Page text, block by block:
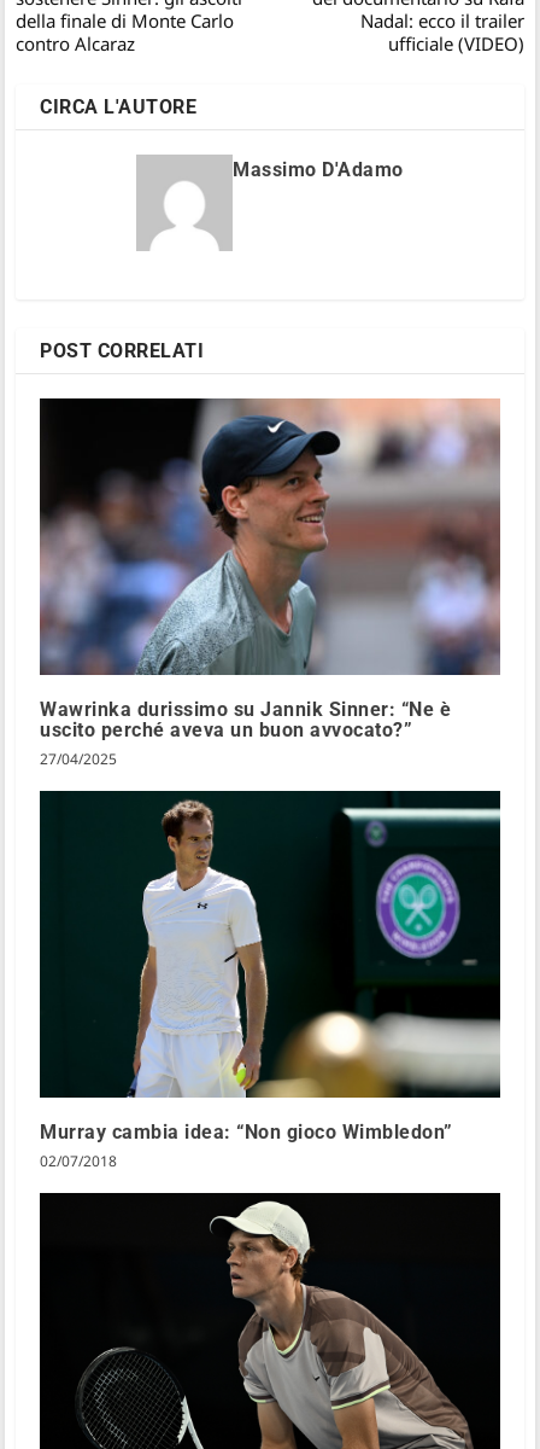
della finale di Monte Carlo
contro Alcaraz
Nadal: ecco il trailer
ufficiale (VIDEO)
CIRCA L'AUTORE
Massimo D'Adamo
POST CORRELATI
Wawrinka durissimo su Jannik Sinner: “Ne è
uscito perché aveva un buon avvocato?”
27/04/2025
Murray cambia idea: “Non gioco Wimbledon”
02/07/2018